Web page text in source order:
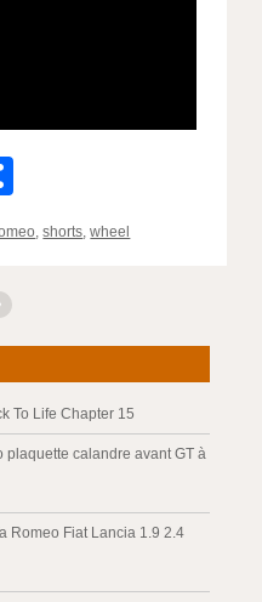
,shorts,wheel
To Life Chapter 15
plaquette calandre avant GT à
Romeo Fiat Lancia 1.9 2.4